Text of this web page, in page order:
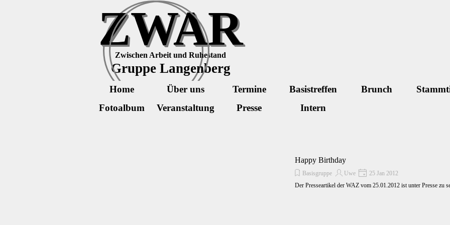
ZWAR
Zwischen Arbeit und Ruhestand
Gruppe Langenberg
Menü überspringen
Home Über uns Termine Basistreffen ▼
Brunch
Fotoalbum
Veranstaltung Presse Intern
Happy Birthday
Basisgruppe Uwe
25 Jan 2012
Der Presseartikel der WAZ vom 25.01.2012 ist unter Presse zu